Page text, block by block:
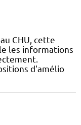
CHU, cette
les informations
d'amélio